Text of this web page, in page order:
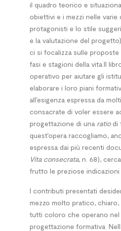
il quadro teorico e
obiettivi e i mezzi nelle varie
protagonisti e lo stile
e la valutazione del
ci si focalizza sulle
fasi e stagioni della vita.Il
operativo per aiutare gli
elaborare i loro piani
all’esigenza espressa da
consacrate di voler essere
progettazione di una ratiodi
quest’opera raccogliamo,
espressa dai più recenti
Vita consecrata, n. 68),
frutto le preziose indicazioni
I contributi presentati
mezzo molto pratico,
tutti coloro che operano nel
progettazione formativa.